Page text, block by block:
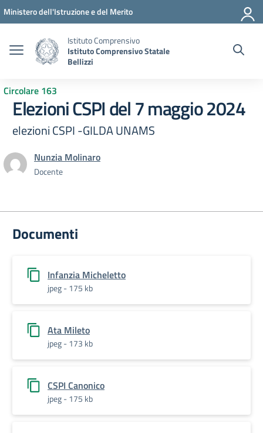
Vai ai contenuti
Vai al menu di navigazione
Vai al footer
Ministero dell'Istruzione e del Merito
Istituto Comprensivo
Istituto Comprensivo Statale
Bellizzi
Circolare 163
Elezioni CSPI del 7 maggio 2024
elezioni CSPI -GILDA UNAMS
Nunzia Molinaro
Docente
Documenti
Infanzia Micheletto
jpeg - 175 kb
Ata Mileto
jpeg - 173 kb
CSPI Canonico
jpeg - 175 kb